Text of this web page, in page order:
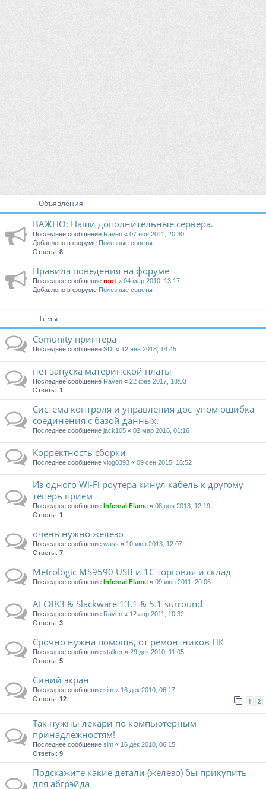
Объявления
ВАЖНО: Наши дополнительные сервера.
Последнее сообщение Raven « 07 ноя 2011, 20:30
Добавлено в форуме Полезные советы
Ответы: 8
Правила поведения на форуме
Последнее сообщение root « 04 мар 2010, 13:17
Добавлено в форуме Полезные советы
Темы
Comunity принтера
Последнее сообщение SDI « 12 янв 2018, 14:45
нет запуска материнской платы
Последнее сообщение Raven « 22 фев 2017, 18:03
Ответы: 1
Система контроля и управления доступом ошибка
соединения с базой данных.
Последнее сообщение jack105 « 02 мар 2016, 01:16
Корректность сборки
Последнее сообщение vlog0393 « 09 сен 2015, 16:52
Из одного Wi-Fi роутера кинул кабель к другому
теперь прием
Последнее сообщение Infernal Flame « 08 ноя 2013, 12:19
Ответы: 1
очень нужно железо
Последнее сообщение wass « 10 июн 2013, 12:07
Ответы: 7
Metrologic MS9590 USB и 1С торговля и склад
Последнее сообщение Infernal Flame « 09 июн 2011, 20:06
ALC883 & Slackware 13.1 & 5.1 surround
Последнее сообщение Raven « 12 апр 2011, 10:32
Ответы: 3
Срочно нужна помощь, от ремонтников ПК
Последнее сообщение stalker « 29 дек 2010, 11:05
Ответы: 5
Синий экран
Последнее сообщение sim « 16 дек 2010, 06:17
Ответы: 12 1 2
Так нужны лекари по компьютерным
принадлежностям!
Последнее сообщение sim « 16 дек 2010, 06:15
Ответы: 9
Подскажите какие детали (железо) бы прикупить
для абгрэйда